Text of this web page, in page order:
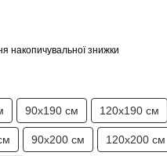
накопичувальної знижки
90х190 см 120х190 см
90х200 см 120х200 см